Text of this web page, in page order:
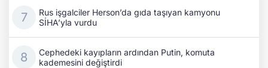
Rus işgalciler Herson’da gıda taşıyan kamyonu
SİHA’yla vurdu
Cephedeki kayıpların ardından Putin, komuta
kademesini değiştirdi